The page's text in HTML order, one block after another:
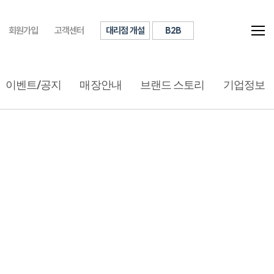
회원가입 고객센터 대리점 개설 B2B
이벤트/공지 매장안내 브랜드 스토리 기업정보